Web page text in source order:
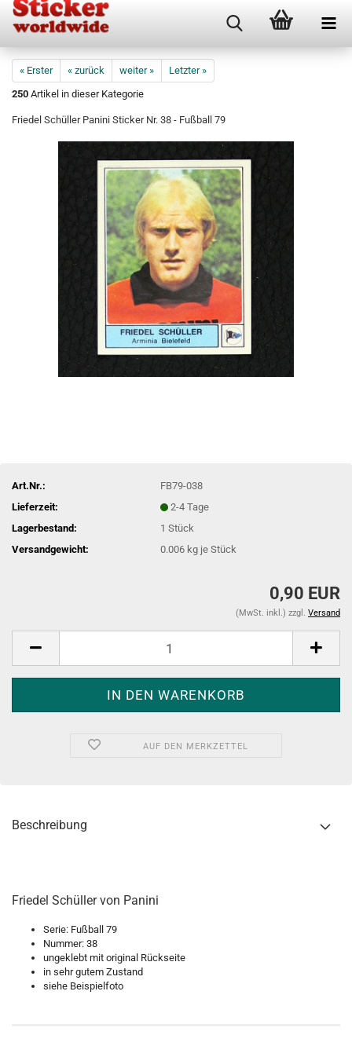
« Erster « zurück weiter »
Letzter »
250 Artikel in dieser Kategorie
Friedel Schüller Panini Sticker Nr. 38 - Fußball 79
Art.Nr.:
FB79-038
Lieferzeit:
2-4 Tage
Lagerbestand:
1Stück
Versandgewicht:
0.006 kg je Stück
0,90 EUR
(MwSt. inkl.) zzgl. Versand
AUF DEN MERKZETTEL
Beschreibung
Friedel Schüller von Panini
Serie: Fußball 79
Nummer: 38
ungeklebt mit original Rückseite
in sehr gutem Zustand
siehe Beispielfoto